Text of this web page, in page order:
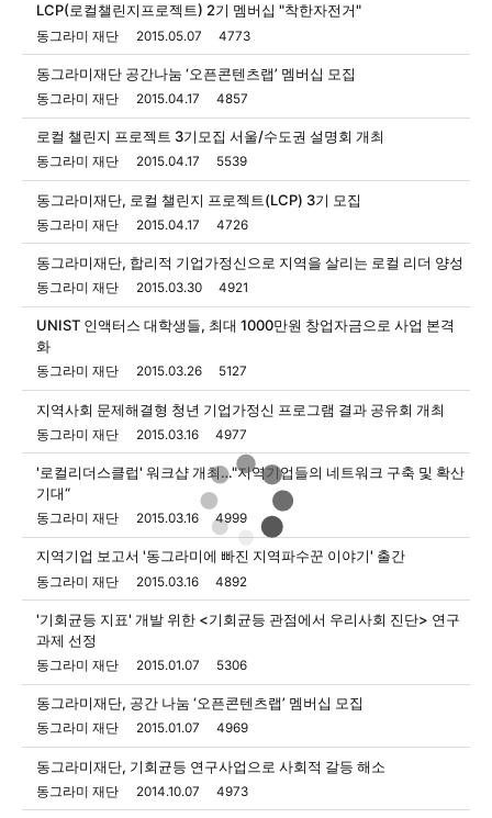
LCP(로컬챌린지프로젝트) 2기 멤버십 "착한자전거"
동그라미 재단 2015.05.07 4773
동그라미재단 공간나눔 ‘오픈콘텐츠랩’ 멤버십 모집
동그라미 재단 2015.04.17 4857
로컬 챌린지 프로젝트 3기모집 서울/수도권 설명회 개최
동그라미 재단 2015.04.17 5539
동그라미재단, 로컬 챌린지 프로젝트(LCP) 3기 모집
동그라미 재단 2015.04.17 4726
동그라미재단, 합리적 기업가정신으로 지역을 살리는 로컬 리더 양성
동그라미 재단 2015.03.30 4921
UNIST 인액터스 대학생들, 최대 1000만원 창업자금으로 사업 본격
화
동그라미 재단 2015.03.26 5127
지역사회 문제해결형 청년 기업가정신 프로그램 결과 공유회 개최
동그라미 재단 2015.03.16 4977
'로컬리더스클럽' 워크샵 개최…"지역기업들의 네트워크 구축 및 확산
기대“
동그라미 재단 2015.03.16 4999
지역기업 보고서 '동그라미에 빠진 지역파수꾼 이야기' 출간
동그라미 재단 2015.03.16 4892
'기회균등 지표' 개발 위한 <기회균등 관점에서 우리사회 진단> 연구
과제 선정
동그라미 재단 2015.01.07 5306
동그라미재단, 공간 나눔 ‘오픈콘텐츠랩’ 멤버십 모집
동그라미 재단 2015.01.07 4969
동그라미재단, 기회균등 연구사업으로 사회적 갈등 해소
동그라미 재단 2014.10.07 4973